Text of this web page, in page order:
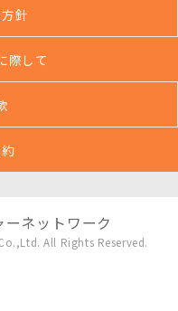
針
際して
ネットワーク
All Rights Reserved.